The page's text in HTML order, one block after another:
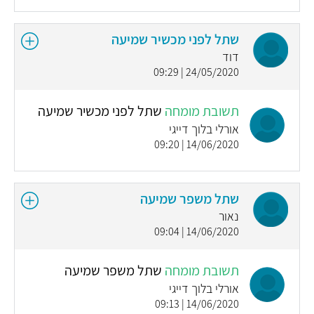
שתל לפני מכשיר שמיעה
דוד
24/05/2020 | 09:29
תשובת מומחה שתל לפני מכשיר שמיעה
אורלי בלוך דייגי
14/06/2020 | 09:20
שתל משפר שמיעה
נאור
14/06/2020 | 09:04
תשובת מומחה שתל משפר שמיעה
אורלי בלוך דייגי
14/06/2020 | 09:13